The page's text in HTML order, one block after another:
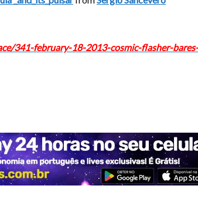
341-february-18-2013-cosmic-flasher-